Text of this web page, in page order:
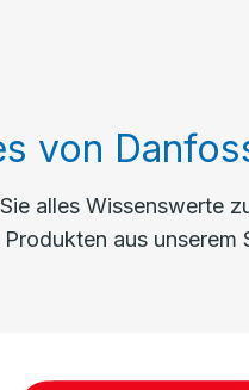
von
alles Wissenswerte
aus unserem